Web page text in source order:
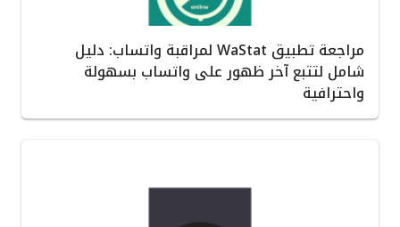
مراجعة تطبيق WaStat لمراقبة واتساب: دليل
شامل لتتبع آخر ظهور على واتساب بسهولة
واحترافية